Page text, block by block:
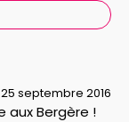
25 septembre 2016
aux Bergère !